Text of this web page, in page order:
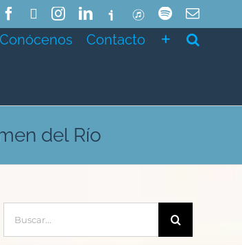
FacebookInstagramLinkedIn
IvooxITunesSpotifyCorreo
Conócenos Contacto
del Río